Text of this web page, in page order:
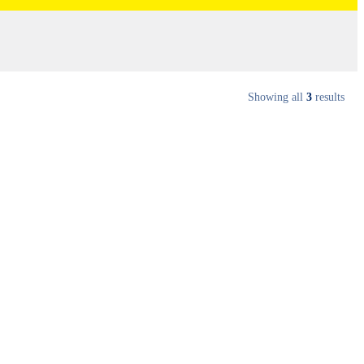
Showing all 3 results